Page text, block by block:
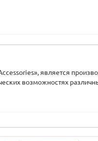
является
возможностях